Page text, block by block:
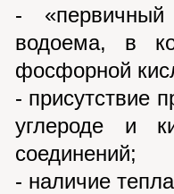
-
водоема, в
фосфорной
- присутствие
углероде и
соединений;
- наличие